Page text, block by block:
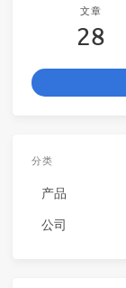
文章
28
分类
产品
公司